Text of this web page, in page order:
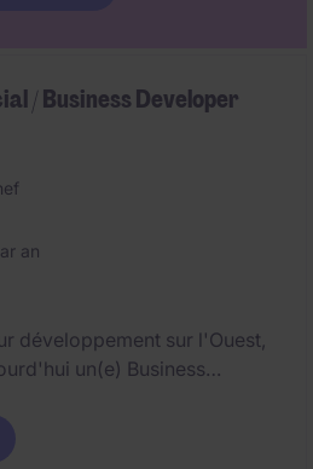
/ Business Developer
an
développement sur l'Ouest,
un(e) Business
et rattaché(e)